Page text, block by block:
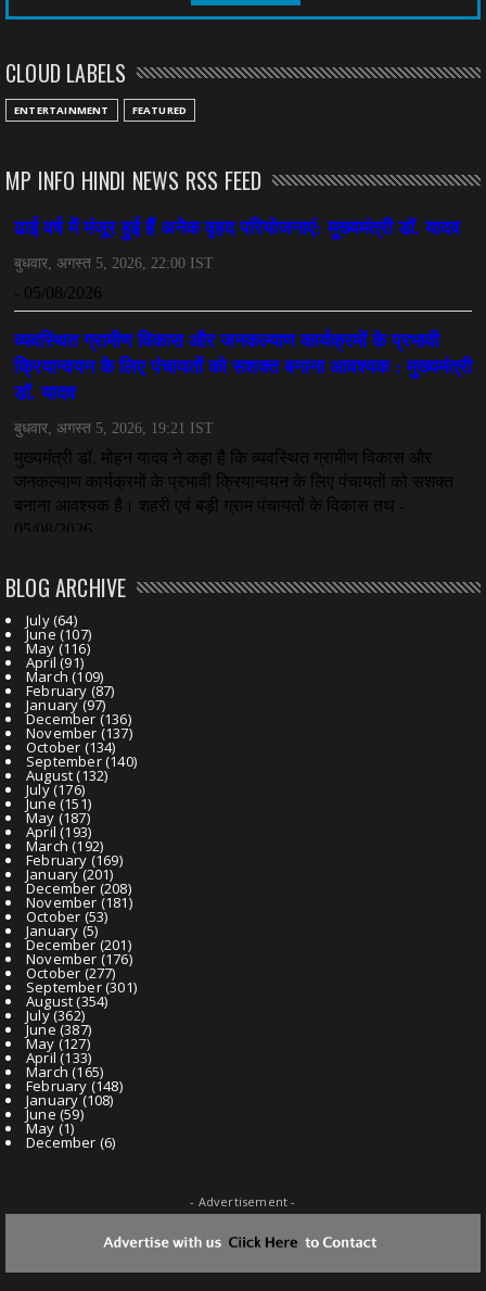
CHHATTISGARH
July 08, 2026
CHHATTISGARH
महादेव ऐप केस में बड़ा एक्शन, सौरभ चंद्राकर हिरासत में
तीजन बाई को याद करेगा छत्तीसगढ़ का लोक कला जगत
July 07, 2026
CLOUD LABELS
ENTERTAINMENT FEATURED
MP INFO HINDI NEWS RSS FEED
BLOG ARCHIVE
July(64)
June(107)
May (116)
April (91)
March (109)
February (87)
January(97)
December (136)
November (137)
October (134)
September(140)
August(132)
July(176)
June(151)
May (187)
April (193)
March (192)
February (169)
January(201)
December (208)
November (181)
October (53)
January (5)
December(201)
November (176)
October (277)
September(301)
August(354)
July(362)
June(387)
May (127)
April (133)
March (165)
February (148)
January(108)
June (59)
May (1)
December (6)
- Advertisement -